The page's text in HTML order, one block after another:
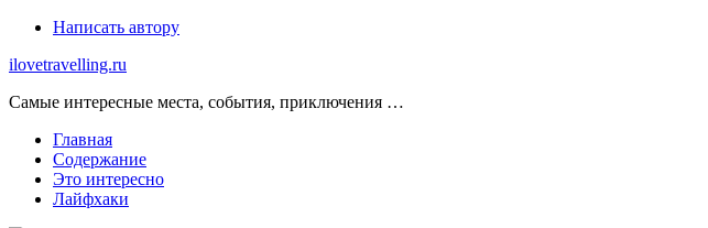
Skip
content
Написать автору
ilovetravelling.ru
Самые интересные места, события, приключения …
Главная
Содержание
Это интересно
Лайфхаки